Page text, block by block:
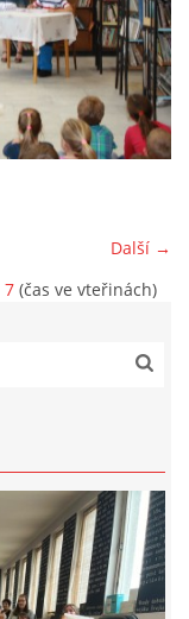
Další →
7 (čas ve vteřinách)